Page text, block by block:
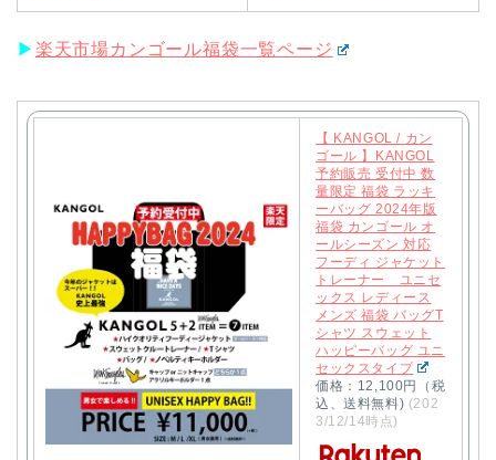
▶︎ 楽天市場カンゴール福袋一覧ページ
【 KANGOL / カン
ゴール 】KANGOL
予約販売 受付中 数
量限定 福袋 ラッキ
ーバッグ 2024年版
福袋 カンゴール オ
ールシーズン 対応
フーディ ジャケット
トレーナー ユニセ
ックス レディース
メンズ 福袋 バッグT
シャツ スウェット
ハッピーバッグ ユニ
セックスタイプ
価格：12,100円（税
込、送料無料) (202
3/12/14時点)